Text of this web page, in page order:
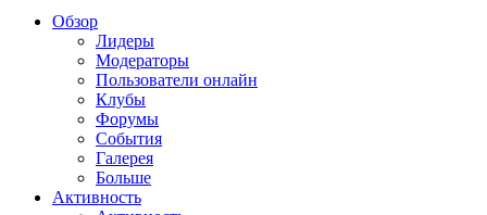
Обзор
Лидеры
Модераторы
Пользователи онлайн
Клубы
Форумы
События
Галерея
Больше
Активность